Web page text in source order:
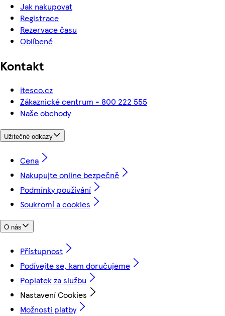
Jak nakupovat
Registrace
Rezervace času
Oblíbené
Kontakt
itesco.cz
Zákaznické centrum - 800 222 555
Naše obchody
Užitečné odkazy
Cena
Nakupujte online bezpečně
Podmínky používání
Soukromí a cookies
O nás
Přístupnost
Podívejte se, kam doručujeme
Poplatek za službu
Nastavení Cookies
Možnosti platby